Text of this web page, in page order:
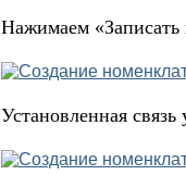
Нажимаем «Записать
Установленная